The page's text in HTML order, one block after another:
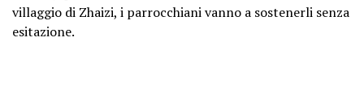
villaggio di Zhaizi, i parrocchiani vanno a sostenerli senza
esitazione.